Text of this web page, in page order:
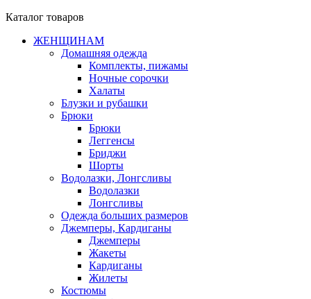
Каталог товаров
ЖЕНЩИНАМ
Домашняя одежда
Комплекты, пижамы
Ночные сорочки
Халаты
Блузки и рубашки
Брюки
Брюки
Леггенсы
Бриджи
Шорты
Водолазки, Лонгсливы
Водолазки
Лонгсливы
Одежда больших размеров
Джемперы, Кардиганы
Джемперы
Жакеты
Кардиганы
Жилеты
Костюмы